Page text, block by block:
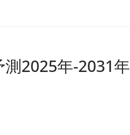
2025年-2031年